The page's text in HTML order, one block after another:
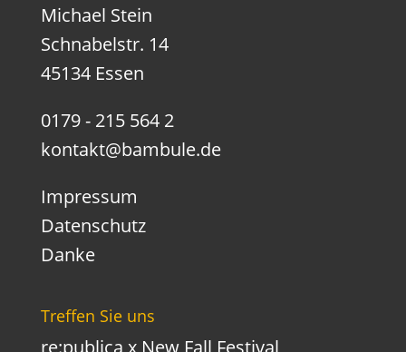
Michael Stein
Schnabelstr. 14
45134 Essen
0179 - 215 564 2
kontakt@bambule.de
Impressum
Datenschutz
Danke
Treffen Sie uns
re:publica x New Fall Festival,